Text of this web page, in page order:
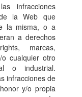
infracciones
la Web que
la misma, o a
a derechos
marcas,
o cualquier otro
o industrial.
infracciones de
y/o propia